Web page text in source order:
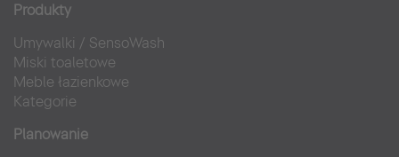
Produkty
Umywalki / SensoWash
Miski toaletowe
Meble łazienkowe
Kategorie
Planowanie